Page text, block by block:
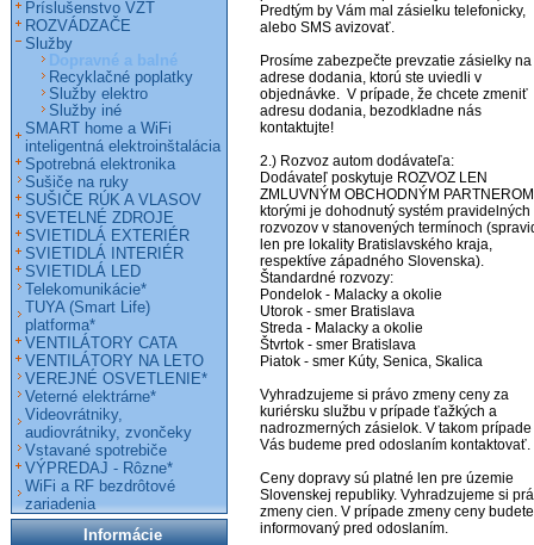
Predtým by Vám mal zásielku telefonicky,
alebo SMS avizovať.
Prosíme zabezpečte prevzatie zásielky na
adrese dodania, ktorú ste uviedli v
objednávke.  V prípade, že chcete zmeniť
adresu dodania, bezodkladne nás
kontaktujte!
2.) Rozvoz autom dodávateľa:
Dodávateľ poskytuje ROZVOZ LEN
ZMLUVNÝM OBCHODNÝM
ktorými je dohodnutý systém pravidelných
rozvozov v stanovených termínoch
len pre lokality Bratislavského kraja,
respektíve západného Slovenska).
Štandardné rozvozy:
Pondelok - Malacky a okolie
Utorok - smer Bratislava
Streda - Malacky a okolie
Štvrtok - smer Bratislava
Piatok - smer Kúty, Senica, Skalica
Vyhradzujeme si právo zmeny ceny za
kuriérsku službu v prípade ťažkých a
nadrozmerných zásielok. V takom prípade
Vás budeme pred odoslaním kontaktovať.
Ceny dopravy sú platné len pre územie
Slovenskej republiky. Vyhradzujeme si
zmeny cien. V prípade zmeny ceny budete
informovaný pred odoslaním.
Príslušenstvo VZT
ROZVÁDZAČE
Služby
Dopravné a balné
Recyklačné poplatky
Služby elektro
Služby iné
SMART home a WiFi
inteligentná elektroinštalácia
Spotrebná elektronika
Sušiče na ruky
SUŠIČE RÚK A VLASOV
SVETELNÉ ZDROJE
SVIETIDLÁ EXTERIÉR
SVIETIDLÁ INTERIÉR
SVIETIDLÁ LED
Telekomunikácie*
TUYA (Smart Life)
platforma*
VENTILÁTORY CATA
VENTILÁTORY NA LETO
VEREJNÉ OSVETLENIE*
Veterné elektrárne*
Videovrátniky,
audiovrátniky, zvončeky
Vstavané spotrebiče
VÝPREDAJ - Rôzne*
WiFi a RF bezdrôtové
zariadenia
Informácie